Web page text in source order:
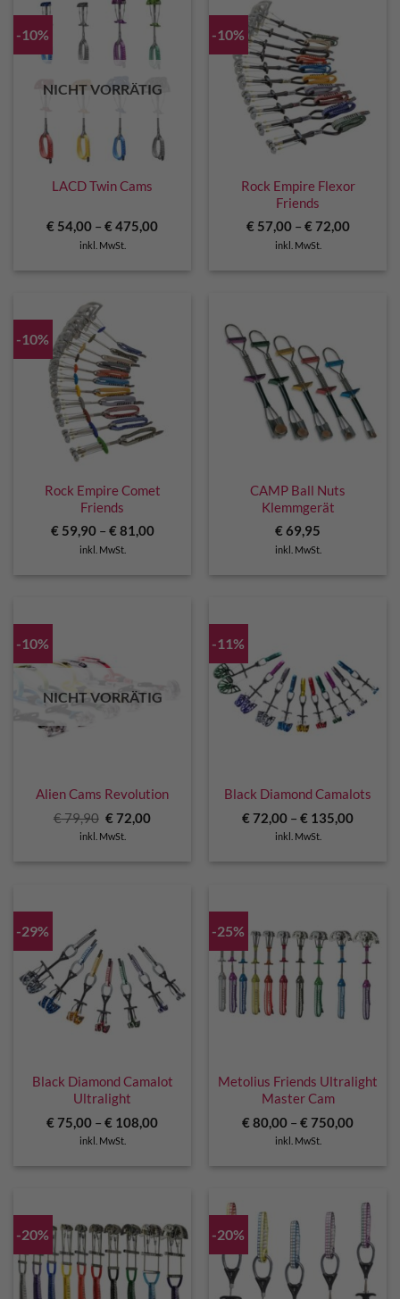
-10%
NICHT VORRÄTIG
LACD Twin Cams
€ 54,00 – €475,00
inkl. MwSt.
-10%
Rock Empire Flexor
Friends
€57,00– €72,00
inkl. MwSt.
-10%
Rock Empire Comet
Friends
€59,90– €81,00
inkl. MwSt.
CAMP Ball Nuts
Klemmgerät
€69,95
inkl. MwSt.
-10%
NICHT VORRÄTIG
Alien Cams Revolution
€79,90 Ursprünglicher
Preis
war:
€72,00Aktueller
inkl. MwSt.
-11%
Black Diamond Camalots
€72,00 – € 135,00
inkl. MwSt.
-29%
Black Diamond Camalot
Ultralight
€75,00 – € 108,00
inkl. MwSt.
-25%
Metolius Friends Ultralight
Master Cam
€80,00 – €750,00
inkl. MwSt.
-20% -20%